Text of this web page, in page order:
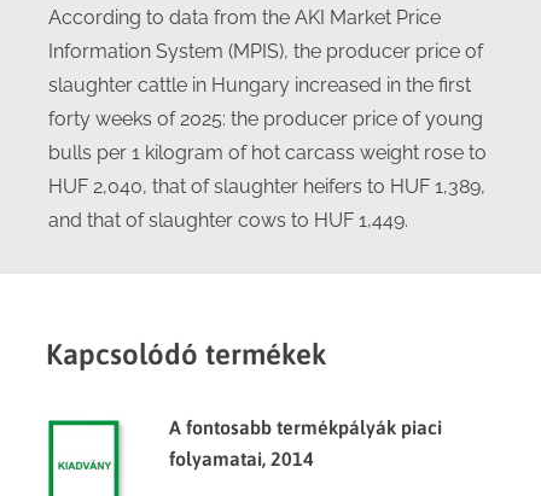
According to data from the AKI Market Price
Information System (MPIS), the producer price of
slaughter cattle in Hungary increased in the first
forty weeks of 2025: the producer price of young
bulls per 1 kilogram of hot carcass weight rose to
HUF 2,040, that of slaughter heifers to HUF 1,389,
and that of slaughter cows to HUF 1,449.
Kapcsolódó termékek
A fontosabb termékpályák piaci
folyamatai, 2014